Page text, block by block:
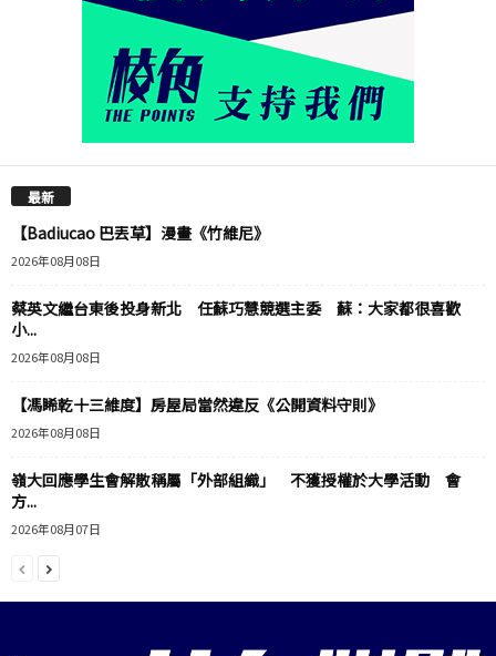
最新
【Badiucao 巴丟草】漫畫《竹維尼》
2026年08月08日
蔡英文繼台東後投身新北 任蘇巧慧競選主委 蘇：大家都很喜歡
小...
2026年08月08日
【馮睎乾十三維度】房屋局當然違反《公開資料守則》
2026年08月08日
嶺大回應學生會解散稱屬「外部組織」 不獲授權於大學活動 會
方...
2026年08月07日